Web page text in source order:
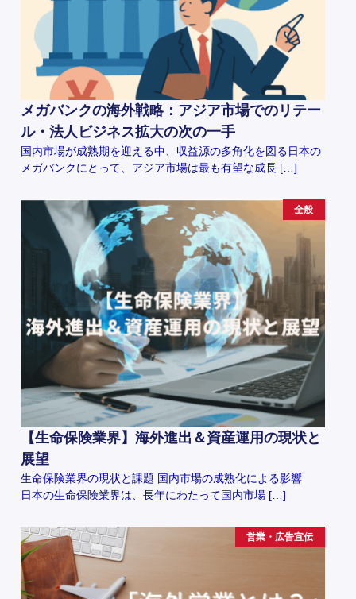
メガバンクの海外戦略：アジア市場でのリテー
ル・法人ビジネス拡大の次の一手
国内市場が成熟期を迎える中、収益源の多角化を図る日本の
メガバンクにとって、アジア市場は最も有望な成長 […]
全般
【生命保険業界】海外進出＆資産運用の現状と
展望
生命保険業界の現状と課題 国内市場の成熟化による影響
日本の生命保険業界は、長年にわたって国内市場 […]
営業・広告宣伝